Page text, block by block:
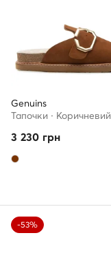
Genuins
Тапочки · Коричневий
3 230 грн
-53%